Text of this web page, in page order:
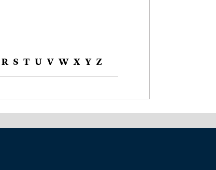
R S T U V W X Y Z